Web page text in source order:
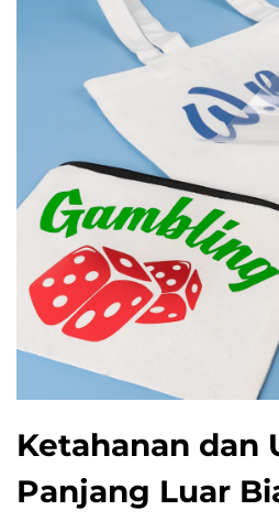
Ketahanan dan
Panjang Luar